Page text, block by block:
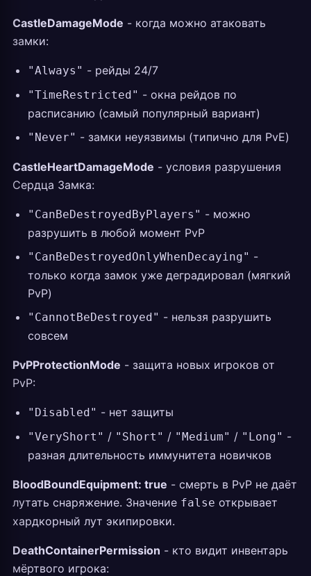
CastleDamageMode - когда можно атаковать
замки:
"Always" - рейды 24/7
"TimeRestricted" - окна рейдов по
расписанию (самый популярный вариант)
"Never" - замки неуязвимы (типично для PvE)
CastleHeartDamageMode - условия разрушения
Сердца Замка:
"CanBeDestroyedByPlayers" - можно
разрушить в любой момент PvP
"CanBeDestroyedOnlyWhenDecaying" -
только когда замок уже деградировал (мягкий
PvP)
"CannotBeDestroyed" - нельзя разрушить
совсем
PvPProtectionMode - защита новых игроков от
PvP:
"Disabled" - нет защиты
"VeryShort" / "Short" / "Medium" / "Long" -
разная длительность иммунитета новичков
BloodBoundEquipment: true - смерть в PvP не даёт
лутать снаряжение. Значение false открывает
хардкорный лут экипировки.
DeathContainerPermission - кто видит инвентарь
мёртвого игрока: